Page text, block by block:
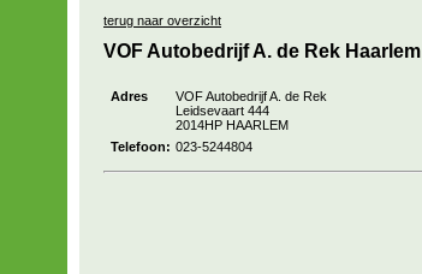
terug naar overzicht
VOF Autobedrijf A. de Rek Haarlem
Adres
VOF Autobedrijf A. de Rek
Leidsevaart 444
2014HP HAARLEM
Telefoon: 023-5244804